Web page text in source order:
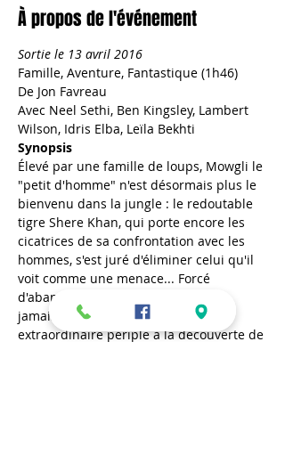
À propos de l'événement
Sortie le 13 avril 2016
Famille, Aventure, Fantastique (1h46)
De Jon Favreau
Avec Neel Sethi, Ben Kingsley, Lambert
Wilson, Idris Elba, Leïla Bekhti
Synopsis
Élevé par une famille de loups, Mowgli le
"petit d'homme" n'est désormais plus le
bienvenu dans la jungle : le redoutable
tigre Shere Khan, qui porte encore les
cicatrices de sa confrontation avec les
hommes, s'est juré d'éliminer celui qu'il
voit comme une menace... Forcé
d'abandonner le seul foyer qu'il ait
jamais connu, Mowgli entame un
extraordinaire périple à la découverte de